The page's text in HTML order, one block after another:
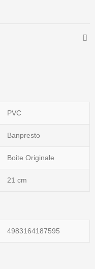
PVC
Banpresto
Boite Originale
21 cm
4983164187595